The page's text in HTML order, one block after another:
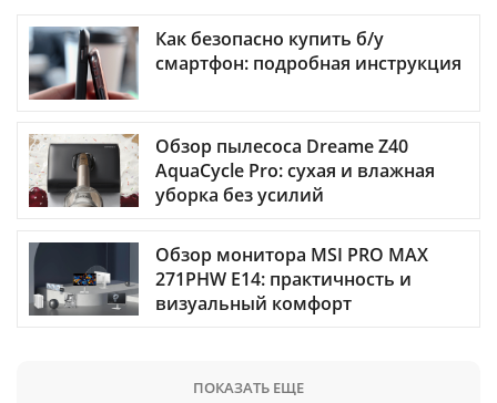
Как безопасно купить б/у
смартфон: подробная инструкция
Обзор пылесоса Dreame Z40
AquaCycle Pro: сухая и влажная
уборка без усилий
Обзор монитора MSI PRO MAX
271PHW E14: практичность и
визуальный комфорт
ПОКАЗАТЬ ЕЩЕ